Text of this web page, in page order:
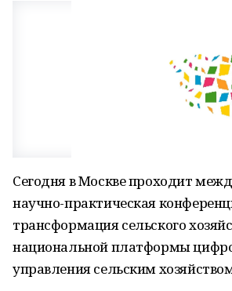
Сегодня в Москве проходит
научно-практическая
трансформация сельского
национальной платформы
управления сельским